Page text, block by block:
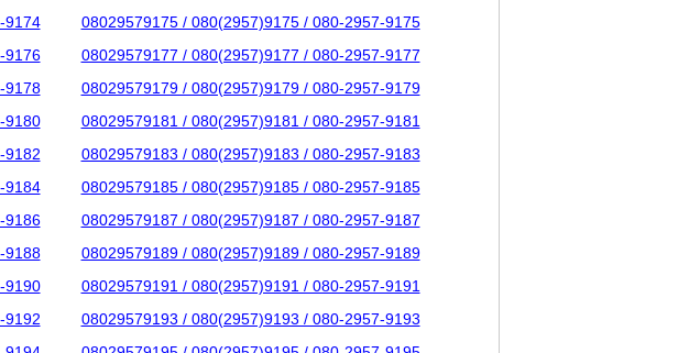
9174
08029579175 / 080(2957)9175 / 080-2957-9175
9176
08029579177 / 080(2957)9177 / 080-2957-9177
9178
08029579179 / 080(2957)9179 / 080-2957-9179
9180
08029579181 / 080(2957)9181 / 080-2957-9181
9182
08029579183 / 080(2957)9183 / 080-2957-9183
9184
08029579185 / 080(2957)9185 / 080-2957-9185
9186
08029579187 / 080(2957)9187 / 080-2957-9187
9188
08029579189 / 080(2957)9189 / 080-2957-9189
9190
08029579191 / 080(2957)9191 / 080-2957-9191
9192
08029579193 / 080(2957)9193 / 080-2957-9193